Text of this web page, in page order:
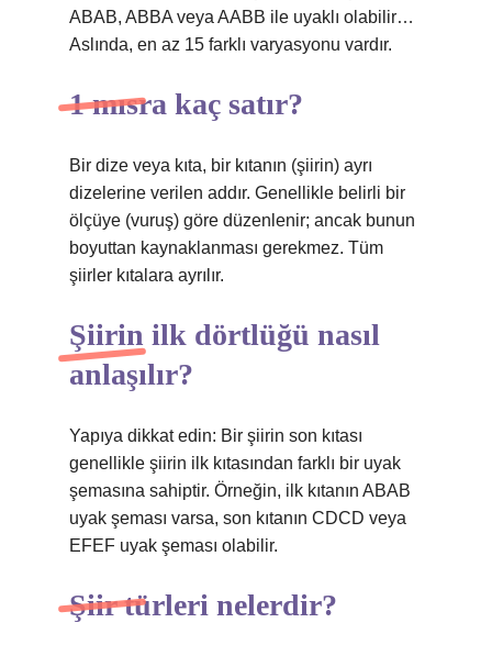
ABAB, ABBA veya AABB ile uyaklı olabilir…
Aslında, en az 15 farklı varyasyonu vardır.
1 mısra kaç satır?
Bir dize veya kıta, bir kıtanın (şiirin) ayrı
dizelerine verilen addır. Genellikle belirli bir
ölçüye (vuruş) göre düzenlenir; ancak bunun
boyuttan kaynaklanması gerekmez. Tüm
şiirler kıtalara ayrılır.
Şiirin ilk dörtlüğü nasıl
anlaşılır?
Yapıya dikkat edin: Bir şiirin son kıtası
genellikle şiirin ilk kıtasından farklı bir uyak
şemasına sahiptir. Örneğin, ilk kıtanın ABAB
uyak şeması varsa, son kıtanın CDCD veya
EFEF uyak şeması olabilir.
Şiir türleri nelerdir?